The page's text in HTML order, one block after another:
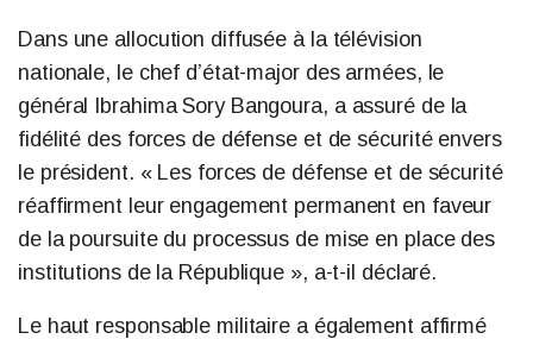
Dans une allocution diffusée à la télévision
nationale, le chef d’état-major des armées, le
général Ibrahima Sory Bangoura, a assuré de la
fidélité des forces de défense et de sécurité envers
le président. « Les forces de défense et de sécurité
réaffirment leur engagement permanent en faveur
de la poursuite du processus de mise en place des
institutions de la République », a-t-il déclaré.
Le haut responsable militaire a également affirmé